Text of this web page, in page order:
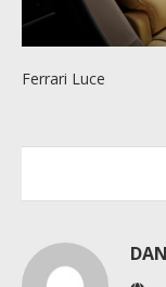
Ferrari Luce